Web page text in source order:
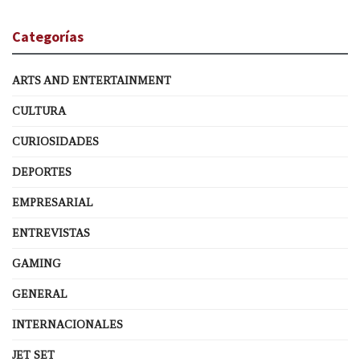
Categorías
ARTS AND ENTERTAINMENT
CULTURA
CURIOSIDADES
DEPORTES
EMPRESARIAL
ENTREVISTAS
GAMING
GENERAL
INTERNACIONALES
JET SET